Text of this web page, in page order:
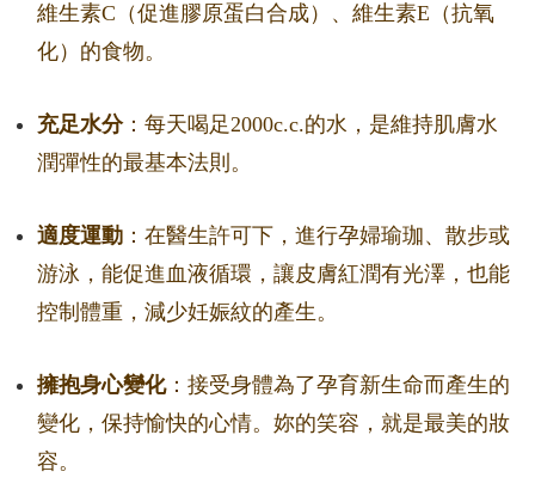
維生素C（促進膠原蛋白合成）、維生素E（抗氧
化）的食物。
充足水分：每天喝足2000c.c.的水，是維持肌膚水
潤彈性的最基本法則。
適度運動 ：在醫生許可下，進行孕婦瑜珈、散步或
游泳，能促進血液循環，讓皮膚紅潤有光澤，也能
控制體重，減少妊娠紋的產生。
擁抱身心變化：接受身體為了孕育新生命而產生的
變化，保持愉快的心情。妳的笑容，就是最美的妝
容。